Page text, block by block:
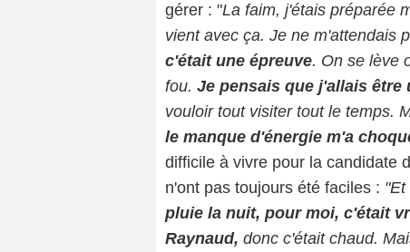
gérer : "La faim, j'étais préparée
vient avec ça. Je ne m'attendais
c'était une épreuve. On se lève
fou. Je pensais que j'allais être
vouloir tout visiter tout le temps.
le manque d'énergie m'a
difficile à vivre pour la candidate
n'ont pas toujours été faciles :
pluie la nuit, pour moi, c'était
Raynaud, donc c'était chaud.